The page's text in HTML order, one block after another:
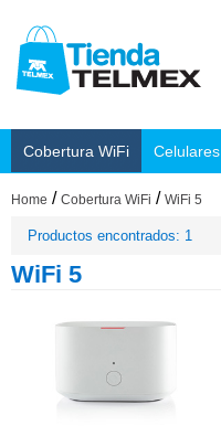
Cobertura WiFi Celulares
Home / Cobertura WiFi / WiFi 5
Productos encontrados: 1
WiFi 5